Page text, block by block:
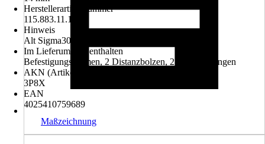
Herstellerartikelnummer
115.883.11.1
Hinweis
Alt Sigma30
Im Lieferumfang enthalten
Befestigungsrahmen, 2 Distanzbolzen, 2 Drückerstangen
AKN (Artikelkurznummer)
3P8X
EAN
4025410759689
Maßzeichnung